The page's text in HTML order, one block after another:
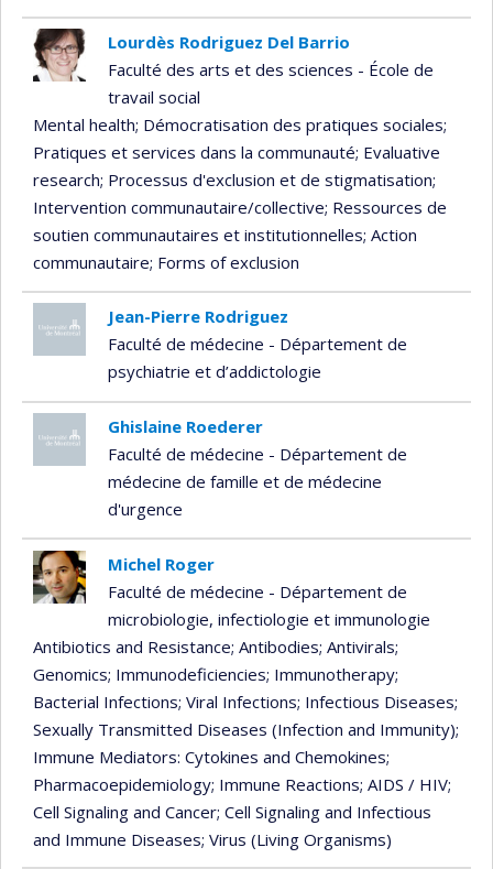
Lourdès Rodriguez Del Barrio
Faculté des arts et des sciences - École de
travail social
Mental health; Démocratisation des pratiques sociales;
Pratiques et services dans la communauté; Evaluative
research; Processus d'exclusion et de stigmatisation;
Intervention communautaire/collective; Ressources de
soutien communautaires et institutionnelles; Action
communautaire; Forms of exclusion
Jean-Pierre Rodriguez
Faculté de médecine - Département de
psychiatrie et d’addictologie
Ghislaine Roederer
Faculté de médecine - Département de
médecine de famille et de médecine
d'urgence
Michel Roger
Faculté de médecine - Département de
microbiologie, infectiologie et immunologie
Antibiotics and Resistance; Antibodies; Antivirals;
Genomics; Immunodeficiencies; Immunotherapy;
Bacterial Infections; Viral Infections; Infectious Diseases;
Sexually Transmitted Diseases (Infection and Immunity);
Immune Mediators: Cytokines and Chemokines;
Pharmacoepidemiology; Immune Reactions; AIDS / HIV;
Cell Signaling and Cancer; Cell Signaling and Infectious
and Immune Diseases; Virus (Living Organisms)